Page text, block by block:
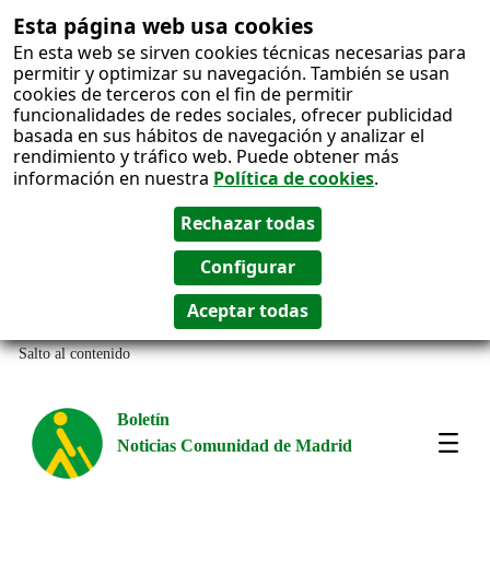
Esta página web usa cookies
En esta web se sirven cookies técnicas necesarias para
permitir y optimizar su navegación. También se usan
cookies de terceros con el fin de permitir
funcionalidades de redes sociales, ofrecer publicidad
basada en sus hábitos de navegación y analizar el
rendimiento y tráfico web. Puede obtener más
información en nuestra Política de cookies.
Salto al contenido
Boletín
Noticias Comunidad de Madrid